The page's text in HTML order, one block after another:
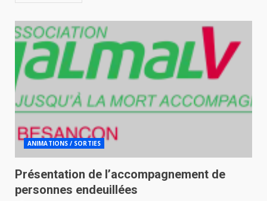
ANIMATIONS / SORTIES
Présentation de l’accompagnement de
personnes endeuillées